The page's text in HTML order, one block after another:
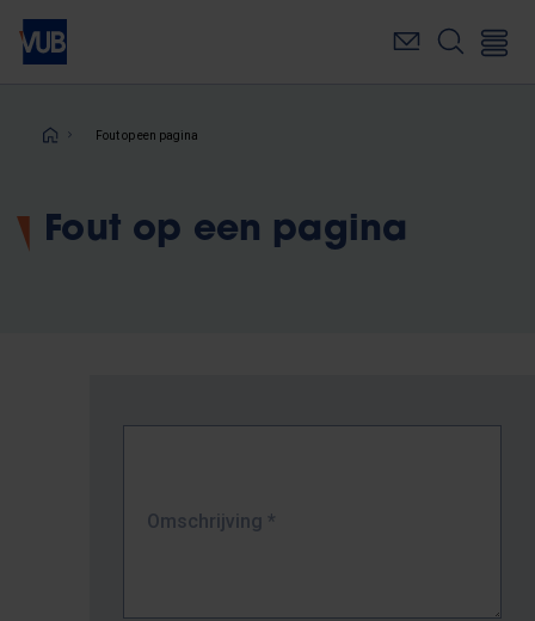
Overslaan
naar
inhoudKruimelpad
Fout op een pagina
Fout op een pagina
Omschrijving *